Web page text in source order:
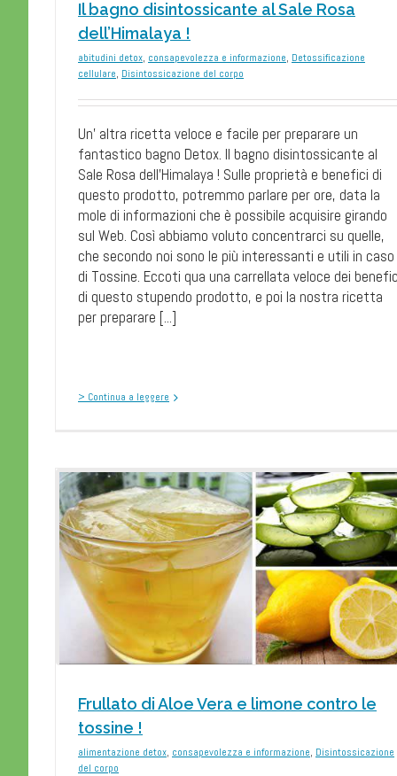
Il bagno disintossicante al Sale Rosa
dell’Himalaya !
abitudini detox, consapevolezza e informazione, Detossificazione
cellulare, Disintossicazione del corpo
Un’ altra ricetta veloce e facile per preparare un
fantastico bagno Detox. Il bagno disintossicante al
Sale Rosa dell’Himalaya ! Sulle proprietà e benefici di
questo prodotto, potremmo parlare per ore, data la
mole di informazioni che è possibile acquisire girando
sul Web. Così abbiamo voluto concentrarci su quelle,
che secondo noi sono le più interessanti e utili in caso
di Tossine. Eccoti qua una carrellata veloce dei
di questo stupendo prodotto, e poi la nostra ricetta
per preparare [...]
> Continua a leggere
Frullato di Aloe Vera e limone contro le
tossine !
alimentazione detox, consapevolezza e informazione, Disintossicazione
del corpo
“Perchè devo
tossine? Ho vissuto così
oggi… e che sarà mai?”
Disintossicazione del corpo